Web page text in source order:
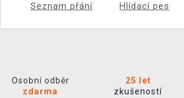
Seznam přání Hlídací pes
Osobní odběr
zdarma
25 let
zkušeností